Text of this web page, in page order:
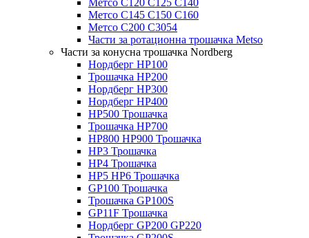
Метсо C120 C125 C140
Метсо C145 C150 C160
Метсо C200 C3054
Части за ротационна трошачка Metso
Части за конусна трошачка Nordberg
Нордберг HP100
Трошачка HP200
Нордберг HP300
Нордберг HP400
HP500 Трошачка
Трошачка HP700
HP800 HP900 Трошачка
HP3 Трошачка
HP4 Трошачка
HP5 HP6 Трошачка
GP100 Трошачка
Трошачка GP100S
GP11F Трошачка
Нордберг GP200 GP220